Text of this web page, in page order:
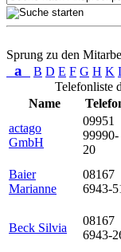
Sprung zu den
a B D E F G H K
Telefonliste
Name
actago
GmbH
09951
99990-
20
Baier
Marianne
08167
6943-
Beck Silvia
08167
6943-